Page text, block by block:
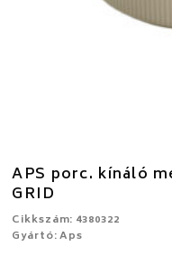
APS porc. kínáló
GRID
Cikkszám: 4380322
Gyártó: Aps